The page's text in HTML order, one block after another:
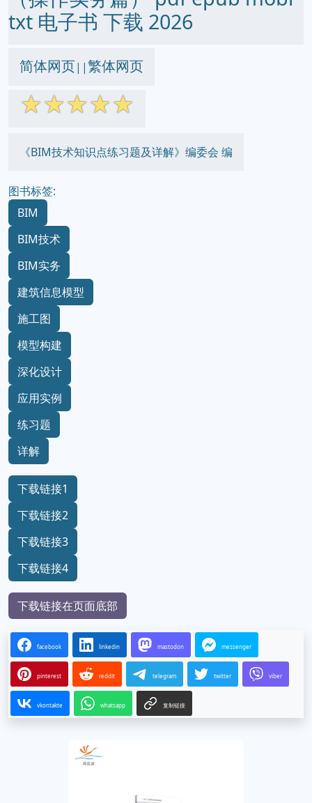
txt 电子书 下载 2026
简体网页||繁体网页
☆☆☆☆☆
《BIM技术知识点练习题及详解》编委会 编
图书标签:
BIM
BIM技术
BIM实务
建筑信息模型
施工图
模型构建
深化设计
应用实例
练习题
详解
下载链接1
下载链接2
下载链接3
下载链接4
下载链接在页面底部
facebook linkedin mastodon messenger
pinterest reddit telegram twitter viber
vkontakte whatsapp 复制链接